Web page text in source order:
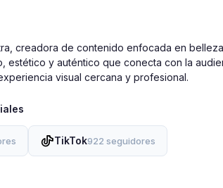
creadora de contenido enfocada en
estético y auténtico que conecta con la
visual cercana y profesional.
TikTok922 seguidores